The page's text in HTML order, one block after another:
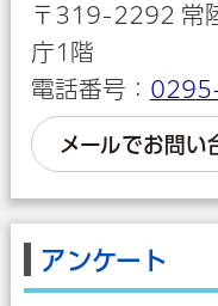
〒319-2292 常
庁1階
電話番号：
メールでお問い
アンケート